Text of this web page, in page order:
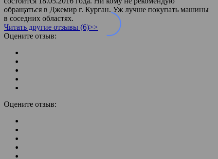
обращаться в Джемир г. Курган. Уж лучше покупать машины
в соседних областях.
Читать другие отзывы (6)>>
Оцените отзыв:
Оцените отзыв: